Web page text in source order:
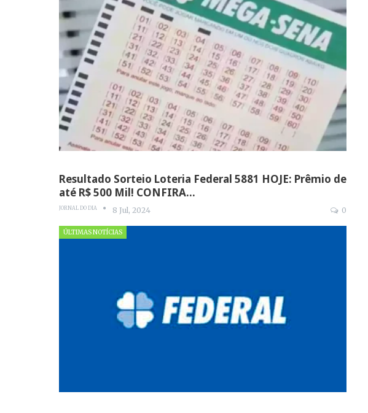
Resultado Sorteio Loteria Federal 5881 HOJE: Prêmio de
até R$ 500 Mil! CONFIRA…
JORNAL DO DIA 8 Jul, 2024 0
ÚLTIMAS NOTÍCIAS